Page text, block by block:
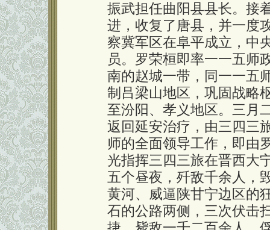
振武担任曲阳县县长。接
进，收复了唐县，并一度
察冀军区在阜平成立，中
员。罗荣桓即率一一五师
南的赵城一带，同一一五
制吕梁山地区，巩固战略
至汾阳、孝义地区。三月
返回延安治疗，由三四三
师的全面领导工作，即由
光指挥三四三旅在晋西大
五个昼夜，歼敌千余人，
黄河、威逼陕甘宁边区的
石的公路两侧，三次伏击